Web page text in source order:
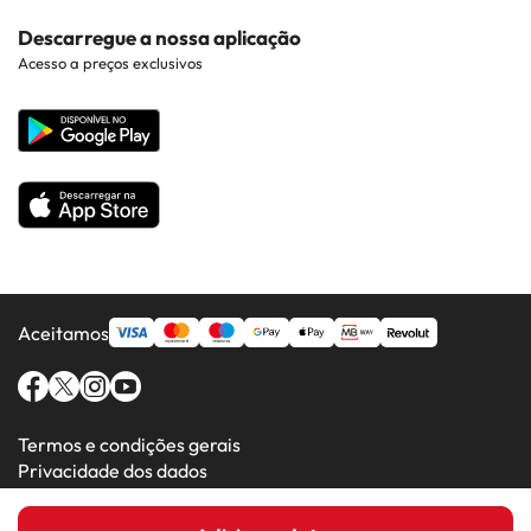
Costa da luz
Hotéis em Regiões Populares
Todos os Hotéis
Contacto
Web corporativa
Descarregue a nossa aplicação
Acesso a preços exclusivos
Aceitamos
Termos e condições gerais
Privacidade dos dados